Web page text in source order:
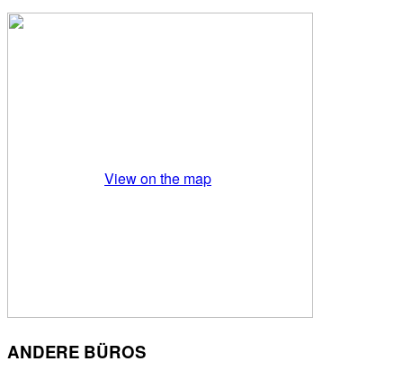
View on the map
ANDERE BÜROS